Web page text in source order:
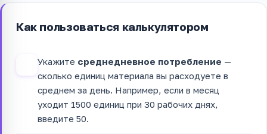
Как пользоваться калькулятором
Укажите среднедневное потребление —
сколько единиц материала вы расходуете в
среднем за день. Например, если в месяц
уходит 1500 единиц при 30 рабочих днях,
введите 50.